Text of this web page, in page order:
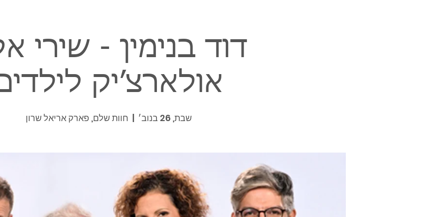
דוד בנימין - שירי
אולארצ׳יק
שבת, 26 בנוב׳
  |
חוות שלם, פארק אריאל שרון